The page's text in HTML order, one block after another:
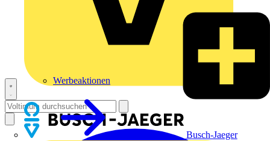
Busch-Jaeger
Werbeaktionen